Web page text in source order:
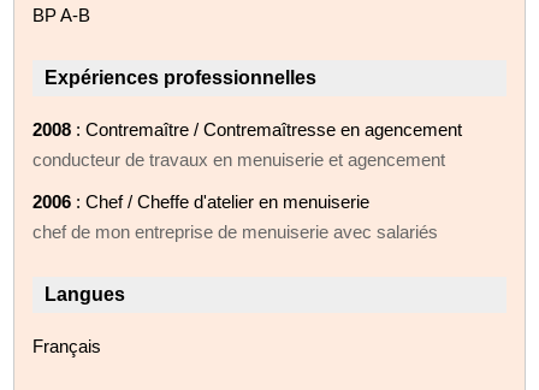
BP A-B
Expériences professionnelles
2008 : Contremaître / Contremaîtresse en agencement
conducteur de travaux en menuiserie et agencement
2006 : Chef / Cheffe d'atelier en menuiserie
chef de mon entreprise de menuiserie avec salariés
Langues
Français